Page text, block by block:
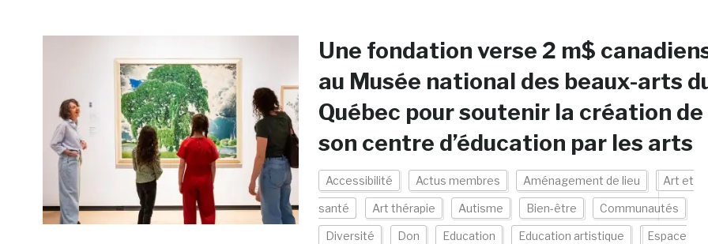
Une fondation verse 2 m$
au Musée national des beaux-arts
Québec pour soutenir la création de
son centre d’éducation par les arts
Accessibilité Actus membres Aménagement de lieu Art et
santé Art thérapie Autisme Bien-être Communautés
Diversité Don Education Education artistique Espace